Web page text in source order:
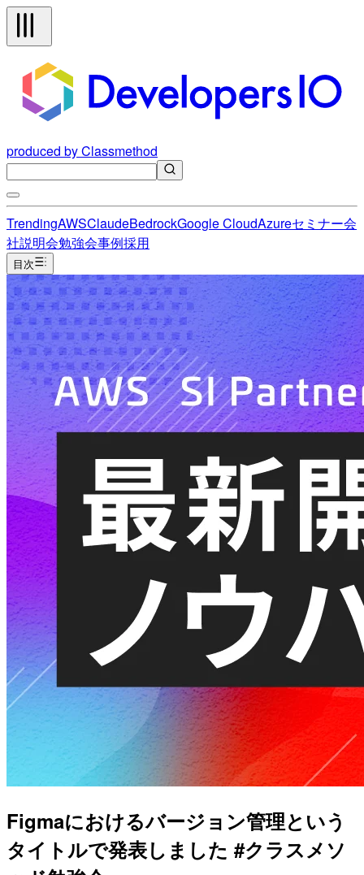
produced by Classmethod
TrendingAWSClaudeBedrockGoogle CloudAzureセミナー会
社説明会勉強会事例採用
目次
Figmaにおけるバージョン管理という
タイトルで発表しました #クラスメソ